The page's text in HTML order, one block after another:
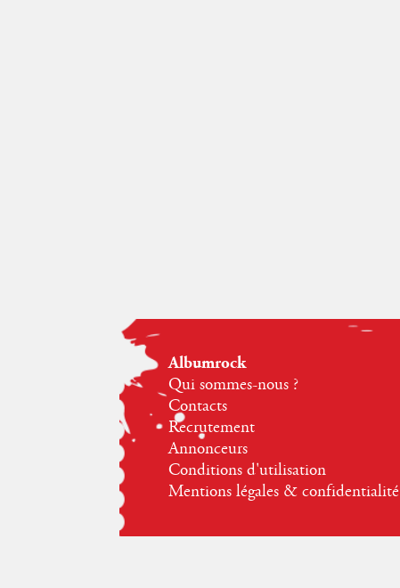
Albumrock
Qui sommes-nous ?
Contacts
Recrutement
Annonceurs
Conditions d'utilisation
Mentions légales & confidentialité